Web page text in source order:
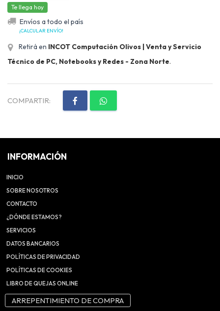
Te llega hoy
Envíos a todo el país
¡CALCULAR ENVÍO!
Retirá en INCOT Computación Olivos | Venta y Servicio
Técnico de PC, Notebooks y Redes - Zona Norte.
COMPARTIR:
INFORMACIÓN
INICIO
SOBRE NOSOTROS
CONTACTO
¿DÓNDE ESTAMOS?
SERVICIOS
DATOS BANCARIOS
POLÍTICAS DE PRIVACIDAD
POLÍTICAS DE COOKIES
LIBRO DE QUEJAS ONLINE
ARREPENTIMIENTO DE COMPRA